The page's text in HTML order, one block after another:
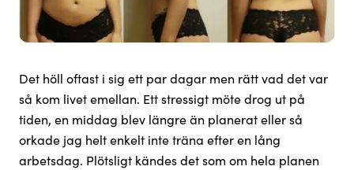
Det höll oftast i sig ett par dagar men rätt vad det var
så kom livet emellan. Ett stressigt möte drog ut på
tiden, en middag blev längre än planerat eller så
orkade jag helt enkelt inte träna efter en lång
arbetsdag. Plötsligt kändes det som om hela planen